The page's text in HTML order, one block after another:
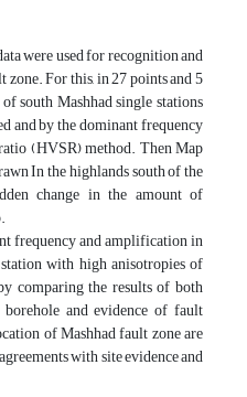
were used for recognition and
For this, in 27 points and 5
south Mashhad single stations
and by the dominant frequency
(HVSR) method. Then Map
In the highlands south of the
change in the amount of
frequency and amplification in
with high anisotropies of
comparing the results of both
and evidence of fault
of Mashhad fault zone are
with site evidence and